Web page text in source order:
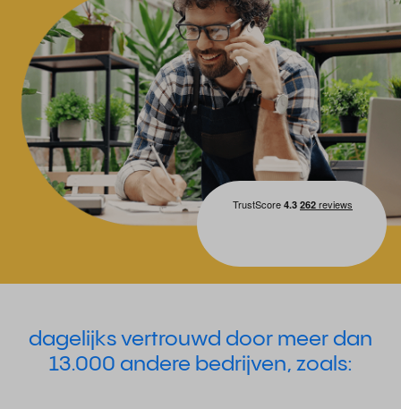
dagelijks vertrouwd door meer dan
13.000 andere bedrijven, zoals: